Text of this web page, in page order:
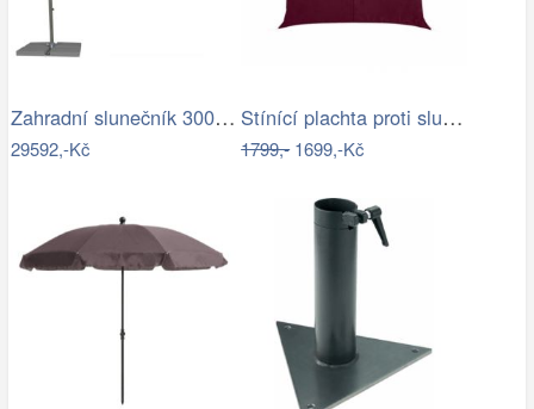
Zahradní slunečník 300 x 300 cm
29592,-Kč
Stínící plachta proti slunci 3x4m bordó
1799,-1699,-Kč